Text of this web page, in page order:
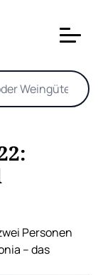
Personen
– das